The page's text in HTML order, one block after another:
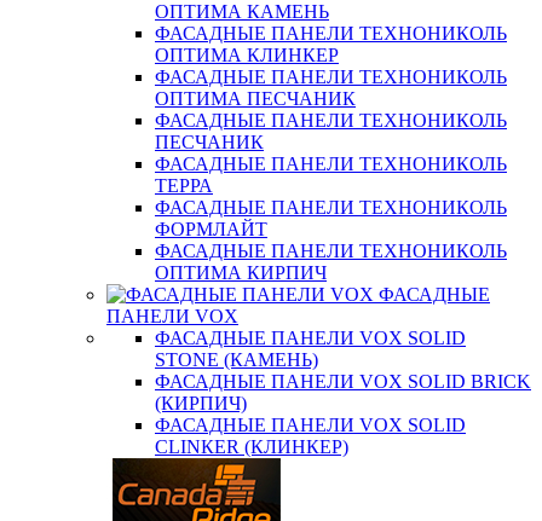
ОПТИМА КАМЕНЬ
ФАСАДНЫЕ ПАНЕЛИ ТЕХНОНИКОЛЬ
ОПТИМА КЛИНКЕР
ФАСАДНЫЕ ПАНЕЛИ ТЕХНОНИКОЛЬ
ОПТИМА ПЕСЧАНИК
ФАСАДНЫЕ ПАНЕЛИ ТЕХНОНИКОЛЬ
ПЕСЧАНИК
ФАСАДНЫЕ ПАНЕЛИ ТЕХНОНИКОЛЬ
ТЕРРА
ФАСАДНЫЕ ПАНЕЛИ ТЕХНОНИКОЛЬ
ФОРМЛАЙТ
ФАСАДНЫЕ ПАНЕЛИ ТЕХНОНИКОЛЬ
ОПТИМА КИРПИЧ
ФАСАДНЫЕ
ПАНЕЛИ VOX
ФАСАДНЫЕ ПАНЕЛИ VOX SOLID
STONE (КАМЕНЬ)
ФАСАДНЫЕ ПАНЕЛИ VOX SOLID BRICK
(КИРПИЧ)
ФАСАДНЫЕ ПАНЕЛИ VOX SOLID
CLINКER (КЛИНКЕР)